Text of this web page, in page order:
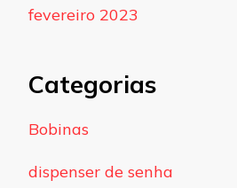
fevereiro 2023
Categorias
Bobinas
dispenser de senha